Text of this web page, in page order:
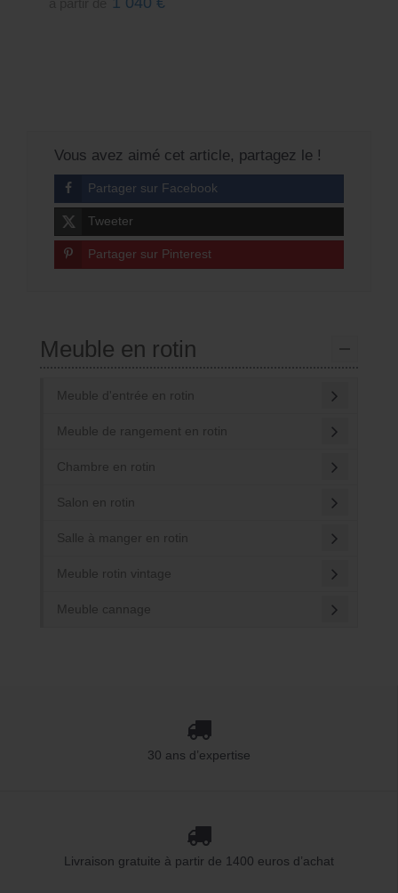
Vous avez aimé cet article, partagez le !
Partager sur Facebook
Tweeter
Partager sur Pinterest
Meuble en rotin
Meuble d'entrée en rotin
Meuble de rangement en rotin
Chambre en rotin
Salon en rotin
Salle à manger en rotin
Meuble rotin vintage
Meuble cannage
30 ans d’expertise
Livraison gratuite à partir de 1400 euros d’achat